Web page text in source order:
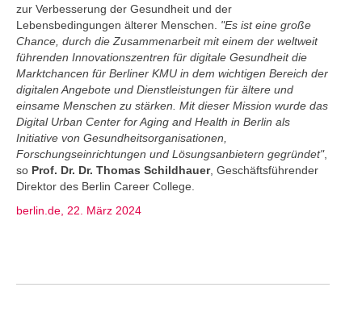
zur Verbesserung der Gesundheit und der
Lebensbedingungen älterer Menschen. "Es ist eine große
Chance, durch die Zusammenarbeit mit einem der weltweit
führenden Innovationszentren für digitale Gesundheit die
Marktchancen für Berliner KMU in dem wichtigen Bereich der
digitalen Angebote und Dienstleistungen für ältere und
einsame Menschen zu stärken. Mit dieser Mission wurde das
Digital Urban Center for Aging and Health in Berlin als
Initiative von Gesundheitsorganisationen,
Forschungseinrichtungen und Lösungsanbietern gegründet",
so Prof. Dr. Dr. Thomas Schildhauer, Geschäftsführender
Direktor des Berlin Career College.
berlin.de, 22. März 2024